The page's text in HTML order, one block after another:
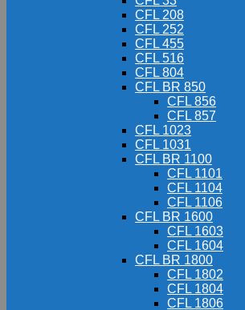
CFL 208
CFL 252
CFL 455
CFL 516
CFL 804
CFL BR 850
CFL 856
CFL 857
CFL 1023
CFL 1031
CFL BR 1100
CFL 1101
CFL 1104
CFL 1106
CFL BR 1600
CFL 1603
CFL 1604
CFL BR 1800
CFL 1802
CFL 1804
CFL 1806